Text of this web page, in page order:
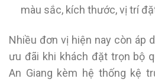
màu sắc, kích thước, vị trí
Nhiều đơn vị hiện nay còn áp
ưu đãi khi khách đặt trọn bộ
An Giang kèm hệ thống kệ